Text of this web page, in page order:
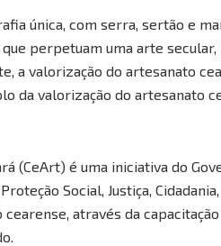
única, com serra, sertão e
perpetuam uma arte secular,
a valorização do artesanato
da valorização do artesanato
(CeArt) é uma iniciativa do
Social, Justiça,
através da